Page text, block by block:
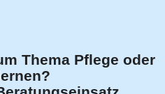
Thema Pflege oder